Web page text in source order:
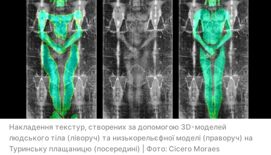
Накладення текстур, створених за допомогою 3D-моделей
людського тіла (ліворуч) та низькорельєфної моделі (праворуч) на
Туринську плащаницю (посередині) | Фото: Cicero Moraes